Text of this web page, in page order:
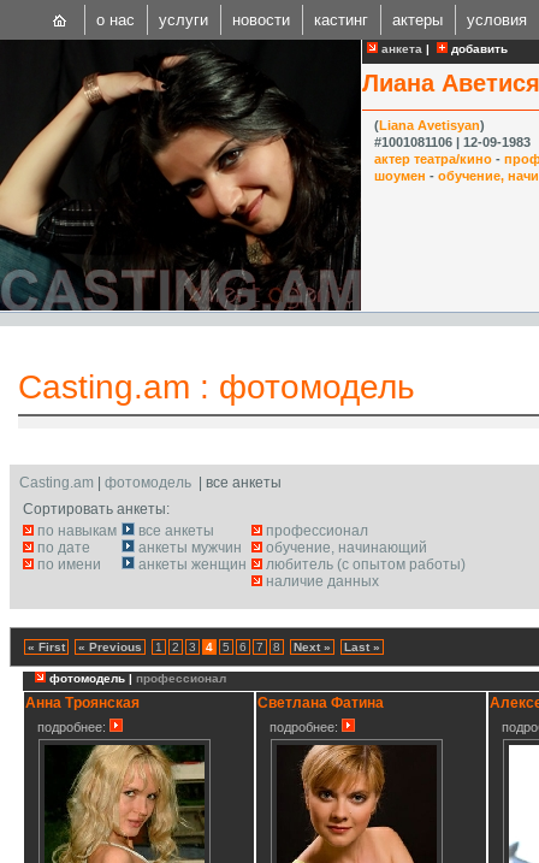
анкета | добавить
Лиана
(Liana Avetisyan)
#1001081106 | 12-09-1983
актер театра/кино -
шоумен - обучение,
Casting.am : фотомодель
Casting.am фотомодель | все анкеты
Сортировать анкеты:
по навыкам
по дате
по имени
все анкеты
анкеты мужчин
анкеты женщин
профессионал
обучение, начинающий
любитель (с опытом работы)
наличие данных
« First « Previous 1 2 3 4 5 6 7 8 Next » Last »
фотомодель | профессионал
Анна Троянская
подробнее:
Светлана Фатина
подробнее:
о нас услуги новости кастинг актеры условия